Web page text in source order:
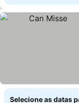
Selecione as datas